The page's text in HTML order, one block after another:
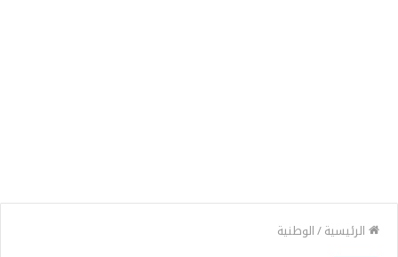
الرئيسية/الوطنية